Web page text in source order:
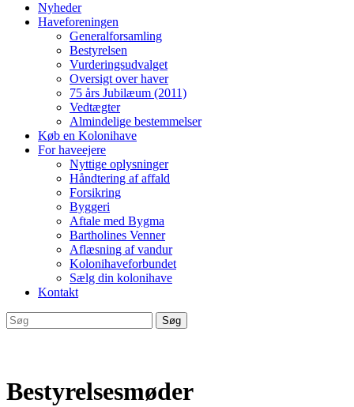
Nyheder
Haveforeningen
Generalforsamling
Bestyrelsen
Vurderingsudvalget
Oversigt over haver
75 års Jubilæum (2011)
Vedtægter
Almindelige bestemmelser
Køb en Kolonihave
For haveejere
Nyttige oplysninger
Håndtering af affald
Forsikring
Byggeri
Aftale med Bygma
Bartholines Venner
Aflæsning af vandur
Kolonihaveforbundet
Sælg din kolonihave
Kontakt
Søg
Bestyrelsesmøder